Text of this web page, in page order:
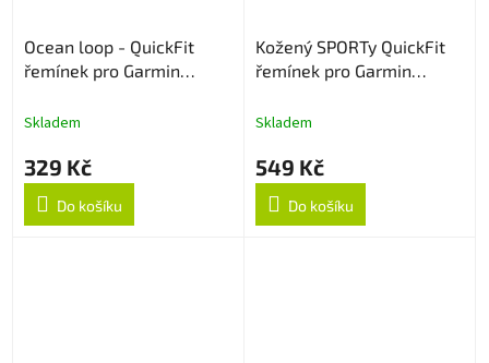
Ocean loop - QuickFit
řemínek pro Garmin
Skladem
329 Kč
Do košíku
Kožený SPORTy QuickFit
řemínek pro Garmin
Skladem
549 Kč
Do košíku